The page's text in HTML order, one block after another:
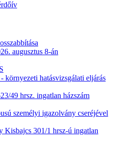
augusztus 8-án
hatásvizsgálati eljárás
49 hrsz. ingatlan házszám
személyi igazolvány cseréjével
Kisbajcs 301/1 hrsz-ú ingatlan